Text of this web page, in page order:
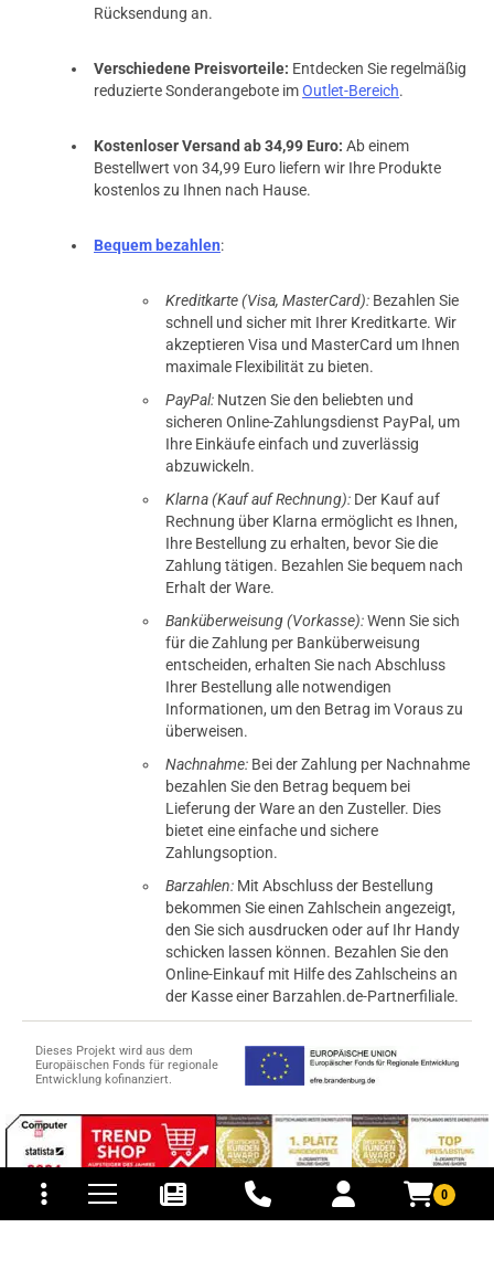
0
und Versandkosten
Rücksendung an.
Verschiedene Preisvorteile: Entdecken Sie regelmäßig
reduzierte Sonderangebote imOutlet-Bereich.
Kostenloser Versand ab 34,99 Euro: Ab einem
Bestellwert von 34,99 Euro liefern wir Ihre Produkte
kostenlos zu Ihnen nach Hause.
Bequem bezahlen:
Kreditkarte (Visa, MasterCard): Bezahlen Sie
schnell und sicher mit Ihrer Kreditkarte. Wir
akzeptieren Visa und MasterCard um Ihnen
maximale Flexibilität zu bieten.
PayPal: Nutzen Sie den beliebten und
sicheren Online-Zahlungsdienst PayPal, um
Ihre Einkäufe einfach und zuverlässig
abzuwickeln.
Klarna (Kauf auf Rechnung): Der Kauf auf
Rechnung über Klarna ermöglicht es Ihnen,
Ihre Bestellung zu erhalten, bevor Sie die
Zahlung tätigen. Bezahlen Sie bequem nach
Erhalt der Ware.
Banküberweisung (Vorkasse):Wenn Sie sich
für die Zahlung per Banküberweisung
entscheiden, erhalten Sie nach Abschluss
Ihrer Bestellung alle notwendigen
Informationen, um den Betrag im Voraus zu
überweisen.
Nachnahme: Bei der Zahlung per Nachnahme
bezahlen Sie den Betrag bequem bei
Lieferung der Ware an den Zusteller. Dies
bietet eine einfache und sichere
Zahlungsoption.
Barzahlen: Mit Abschluss der Bestellung
bekommen Sie einen Zahlschein angezeigt,
den Sie sich ausdrucken oder auf Ihr Handy
schicken lassen können. Bezahlen Sie den
Online-Einkauf mit Hilfe des Zahlscheins an
der Kasse einer Barzahlen.de-Partnerfiliale.
Dieses Projekt wird aus dem
Europäischen Fonds für regionale
Entwicklung kofinanziert.
© 2015-2026 PB-ViGoods GmbH